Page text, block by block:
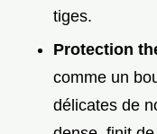
tiges.
Protection
comme un
délicates de